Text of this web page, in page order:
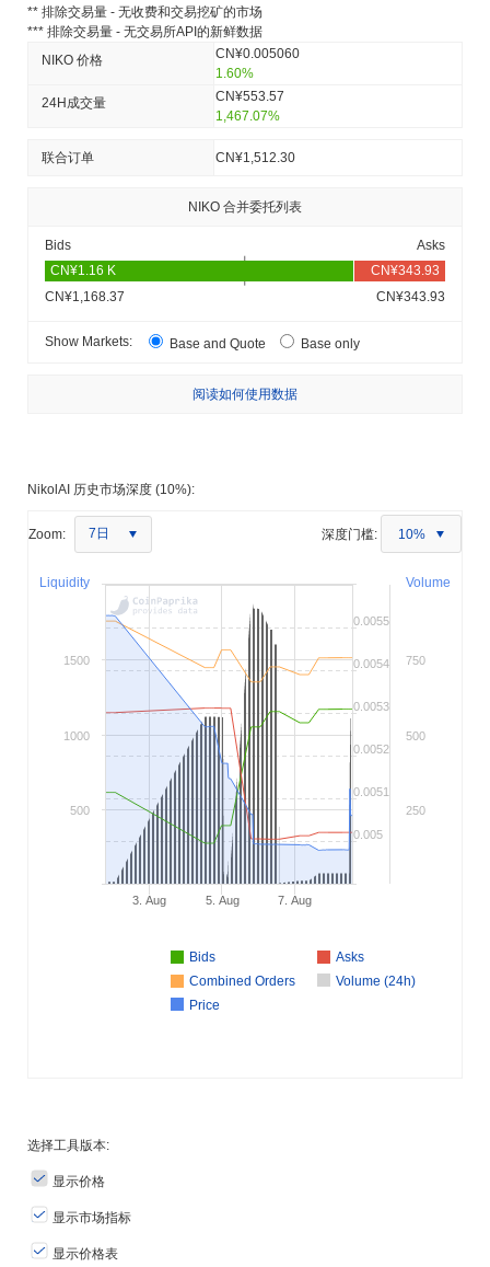
** 排除交易量 - 无收费和交易挖矿的市场
*** 排除交易量 - 无交易所API的新鲜数据
NIKO 价格
CN¥0.005060
1.60%
24H成交量
CN¥553.57
1,467.07%
联合订单 CN¥1,512.30
NIKO 合并委托列表
Bids Asks
CN¥1,168.37 CN¥343.93
Show Markets: Base and Quote Base only
阅读如何使用数据
NikolAI 历史市场深度 (10%):
Zoom: 7日 深度门槛: 10%
Volume
Liquidity
Bids
Asks
Combined Orders
Volume (24h)
Price
3. Aug 5. Aug 7. Aug
0.005
0.0051
0.0052
0.0053
0.0054
0.0055
250
500
750
500
1000
1500
选择工具版本:
显示价格
显示市场指标
显示价格表